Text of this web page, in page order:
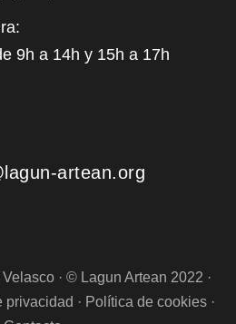
e 9h a 14h y 15h a 17h
artean.org
· © Lagun Artean 2022 ·
privacidad · Política de cookies·